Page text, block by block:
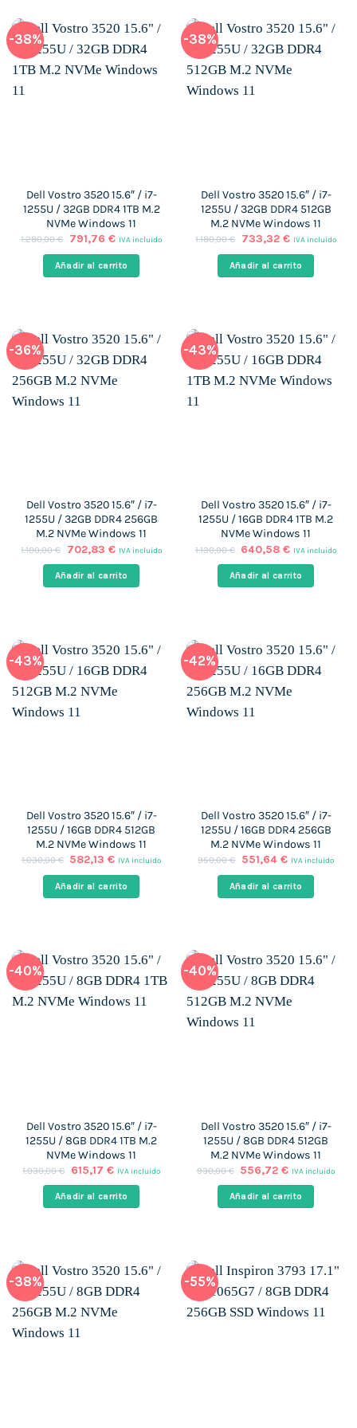
-38%
Dell Vostro 3520 15.6″ / i7-
1255U / 32GB DDR4 1TB M.2
NVMe Windows 11
1.280,00€
El
original
era:
791,76 €El
actual
es:
IVA incluido
Añadir al carrito
-38%
Dell Vostro 3520 15.6″ / i7-
1255U / 32GB DDR4 512GB
M.2 NVMe Windows 11
1.180,00€
El
original
era:
733,32 €El
actual
es:
IVA incluido
Añadir al carrito
-36%
Dell Vostro 3520 15.6″ / i7-
1255U / 32GB DDR4 256GB
M.2 NVMe Windows 11
1.100,00€
El
original
era:
702,83 €El
actual
es:
IVA incluido
Añadir al carrito
-43%
Dell Vostro 3520 15.6″ / i7-
1255U / 16GB DDR4 1TB M.2
NVMe Windows 11
1.130,00€ El
original
era:
640,58€El
actual
es:
IVA incluido
Añadir al carrito
-43%
Dell Vostro 3520 15.6″ / i7-
1255U / 16GB DDR4 512GB
M.2 NVMe Windows 11
1.030,00€ El
original
era:
582,13€El
actual
es:
IVA incluido
Añadir al carrito
-42%
Dell Vostro 3520 15.6″ / i7-
1255U / 16GB DDR4 256GB
M.2 NVMe Windows 11
950,00€
El
original
era:
551,64 €El
actual
es:
IVA incluido
Añadir al carrito
-40%
Dell Vostro 3520 15.6″ / i7-
1255U / 8GB DDR4 1TB M.2
NVMe Windows 11
1.030,00€
El
original
era:
615,17 €El
actual
es:
IVA incluido
Añadir al carrito
-40%
Dell Vostro 3520 15.6″ / i7-
1255U / 8GB DDR4 512GB
M.2 NVMe Windows 11
930,00€ El
original
era:
556,72€El
actual
es:
IVA incluido
Añadir al carrito
-38% -55%